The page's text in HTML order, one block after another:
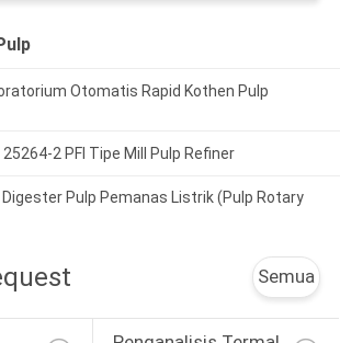
Otomatis Rapid Kothen Pulp
25264-2 PFI Tipe Mill Pulp Refiner
Pulp Pemanas Listrik (Pulp Rotary
Semua